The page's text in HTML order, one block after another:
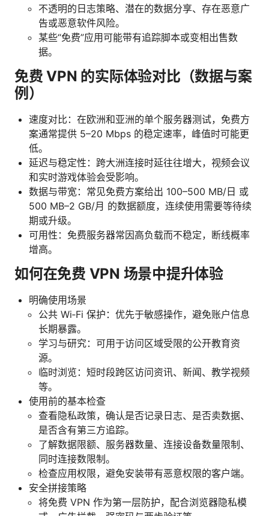
不透明的日志策略、潜在的数据分享、存在恶意广
告或恶意软件风险。
某些“免费”应用可能带有追踪脚本或变相出售数
据。
免费 VPN 的实际体验对比（数据与案
例）
速度对比：在欧洲和亚洲的单个服务器测试，免费方
案通常提供 5–20 Mbps 的稳定速率，峰值时可能更
低。
延迟与稳定性：跨大洲连接时延往往增大，视频会议
和实时游戏体验会受影响。
数据与带宽：常见免费方案给出 100–500 MB/日 或
500 MB–2 GB/月 的数据额度，连续使用需要等待续
期或升级。
可用性：免费服务器常因高负载而不稳定，断线概率
增高。
如何在免费 VPN 场景中提升体验
明确使用场景
公共 Wi‑Fi 保护：优先于敏感操作，避免账户信息
长期暴露。
学习与研究：可用于访问区域受限的公开教育资
源。
临时浏览：短时段跨区访问资讯、新闻、教学视频
等。
使用前的基本检查
查看隐私政策，确认是否记录日志、是否卖数据、
是否含有第三方追踪。
了解数据限额、服务器数量、连接设备数量限制、
同时连接数限制。
检查应用权限，避免安装带有恶意权限的客户端。
安全拼接策略
将免费 VPN 作为第一层防护，配合浏览器隐私模